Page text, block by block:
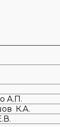
А.П.
К.А.